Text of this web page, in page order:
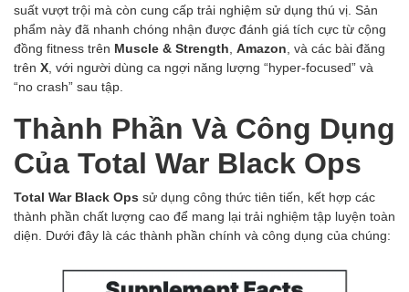
suất vượt trội mà còn cung cấp trải nghiệm sử dụng thú vị. Sản
phẩm này đã nhanh chóng nhận được đánh giá tích cực từ cộng
đồng fitness trên Muscle & Strength Amazon , và các bài đăng
trên X , với người dùng ca ngợi năng lượng “hyper-focused” và
“no crash” sau tập.
Thành Phần Và Công Dụng
Của Total War Black Ops
Total War Black Ops sử dụng công thức tiên tiến, kết hợp các
thành phần chất lượng cao để mang lại trải nghiệm tập luyện toàn
diện. Dưới đây là các thành phần chính và công dụng của chúng: